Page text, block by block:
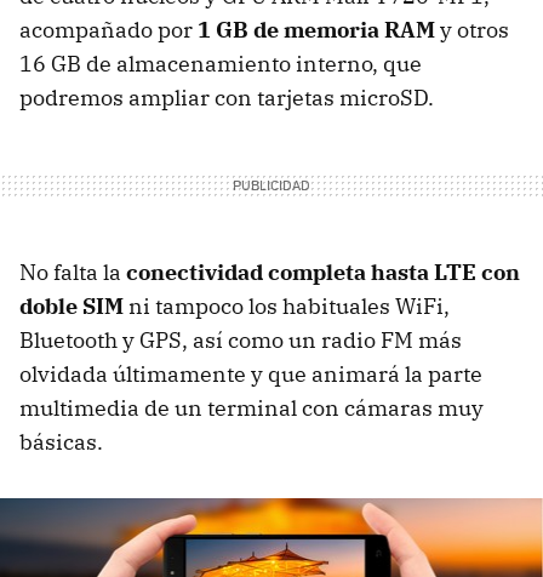
acompañado por 1 GB de memoria RAMy otros
16 GB de almacenamiento interno, que
podremos ampliar con tarjetas microSD.
No falta la conectividad completa hasta LTE con
doble SIM ni tampoco los habituales WiFi,
Bluetooth y GPS, así como un radio FM más
olvidada últimamente y que animará la parte
multimedia de un terminal con cámaras muy
básicas.